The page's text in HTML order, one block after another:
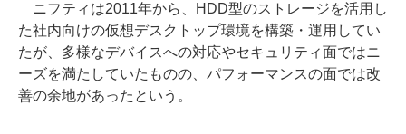
ニフティは2011年から、HDD型のストレージを活用し
た社内向けの仮想デスクトップ環境を構築・運用してい
たが、多様なデバイスへの対応やセキュリティ面ではニ
ーズを満たしていたものの、パフォーマンスの面では改
善の余地があったという。